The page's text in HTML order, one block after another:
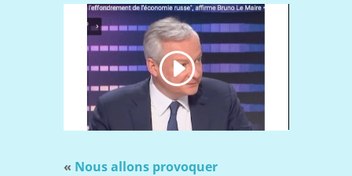
« Nous allons provoquer